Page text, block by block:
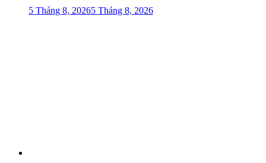
5 Tháng 8, 20265 Tháng 8, 2026